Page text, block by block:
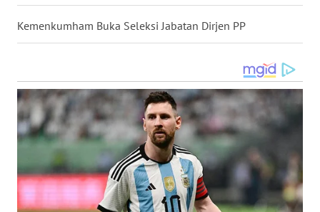
Kemenkumham Buka Seleksi Jabatan Dirjen PP
WN
MALUT
WN
DAIRI
WN
DANAU
TOBA
WN